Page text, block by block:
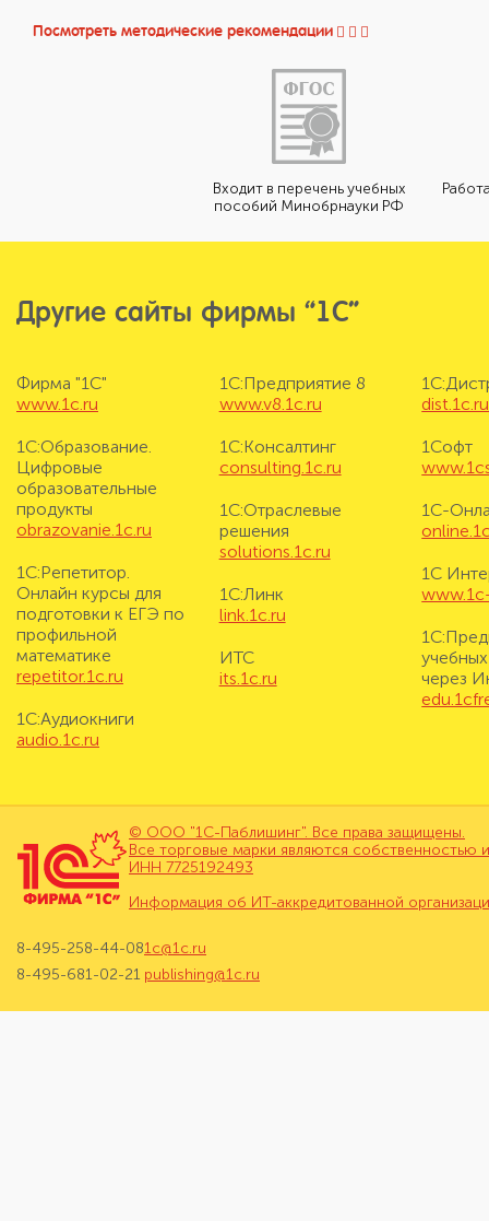
Посмотреть методические рекомендации
Входит в перечень учебных
пособий Минобрнауки РФ
Другие сайты фирмы “1С”
Фирма "1С"
www.1c.ru
1С:Образование.
Цифровые
образовательные
продукты
obrazovanie.1c.ru
1С:Репетитор.
Онлайн курсы для
подготовки к ЕГЭ по
профильной
математике
repetitor.1c.ru
1С:Аудиокниги
audio.1c.ru
1С:Предприятие 8
www.v8.1c.ru
1С:Консалтинг
consulting.1c.ru
1С:Отраслевые
решения
solutions.1c.ru
1С:Линк
link.1c.ru
ИТС
its.1c.ru
dist.1c.ru
1Софт
1С-
1С
через
© ООО "1С-Паблишинг". Все права защищены.
Все торговые марки являются собственностью
ИНН 7725192493
Информация об ИТ-аккредитованной
8-495-258-44-08
8-495-681-02-21
1c@1c.ru
publishing@1c.ru